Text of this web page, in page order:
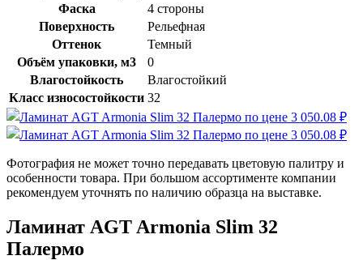
Фаска
4 стороны
Поверхность
Рельефная
Оттенок
Темный
Объём упаковки, м3
0
Влагостойкость
Влагостойкий
Класс износостойкости 32
Фотография не может точно передавать цветовую палитру и
особенности товара. При большом ассортименте компании
рекомендуем уточнять по наличию образца на выставке.
Ламинат AGT Armonia Slim 32
Палермо